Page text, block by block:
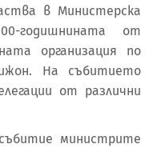
в Министерска
годишнината от
организация по
На събитието
от различни
министрите